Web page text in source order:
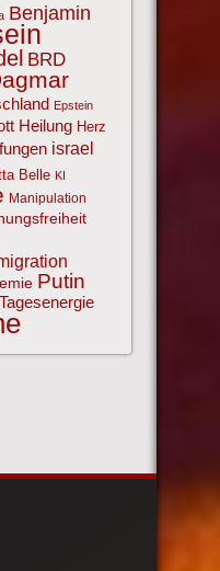
Benjamin
BRD
Epstein
Heilung Herz
israel
Belle KI
Manipulation
Putin
Tagesenergie